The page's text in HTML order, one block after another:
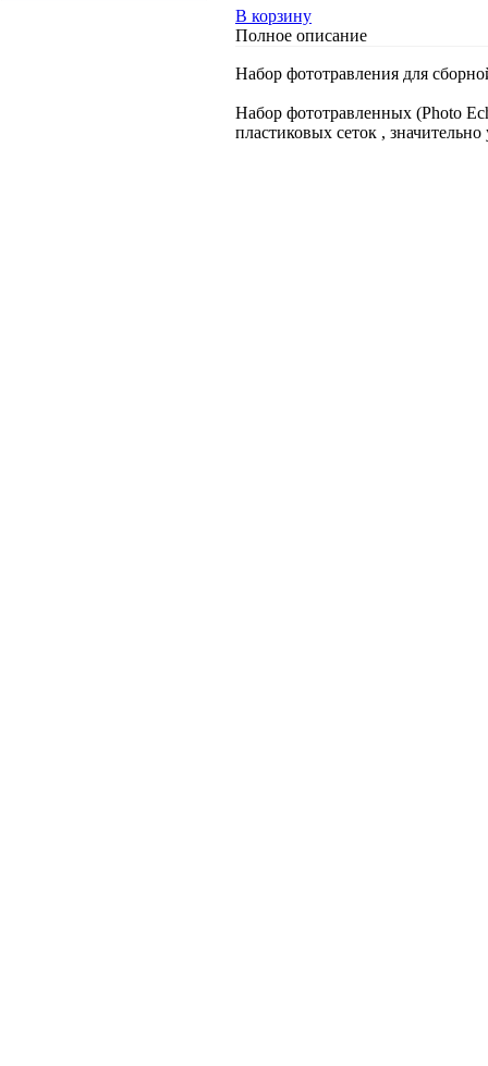
В корзину
Полное описание
Набор фототравления для
Набор фототравленных (Photo
пластиковых сеток ,